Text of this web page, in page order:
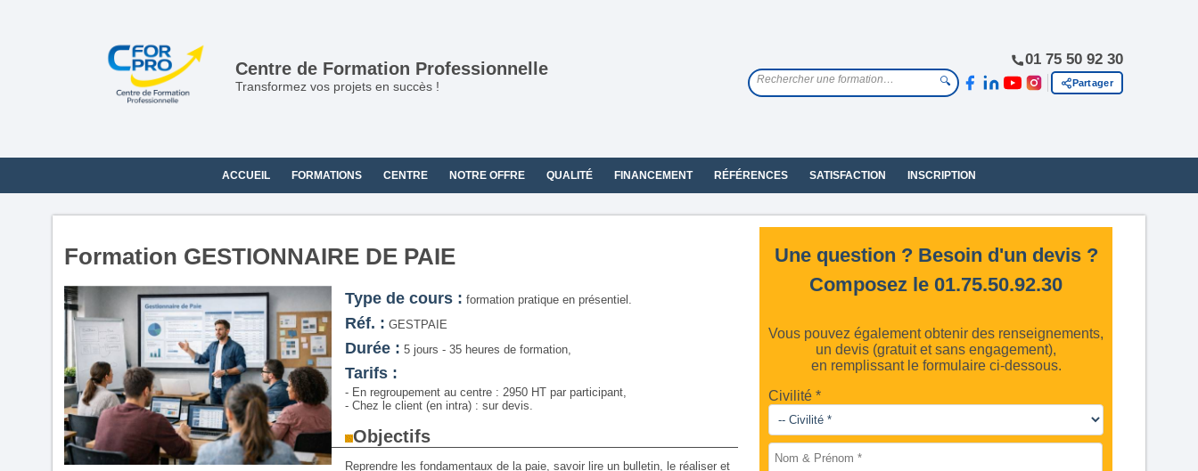
Centre de Formation Professionnelle
Transformez vos projets en succès !
01 75 50 92 30
🔍 Partager
ACCUEIL FORMATIONS CENTRE NOTRE OFFRE QUALITÉ FINANCEMENT RÉFÉRENCES SATISFACTION INSCRIPTION
Formation GESTIONNAIRE DE PAIE
Type de cours : formation pratique en présentiel.
Réf. : GESTPAIE
Durée : 5 jours - 35 heures de formation,
Tarifs :
- En regroupement au centre : 2950 HT par participant,
- Chez le client (en intra) : sur devis.
Objectifs
Reprendre les fondamentaux de la paie, savoir lire un bulletin, le réaliser et
Une question ? Besoin d'un devis ?
Composez le 01.75.50.92.30
Vous pouvez également obtenir des renseignements,
un devis (gratuit et sans engagement),
en remplissant le formulaire ci-dessous.
Civilité *